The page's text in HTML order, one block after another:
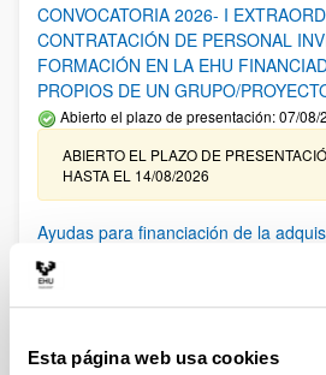
Esta página web usa cookies
CONVOCATORIA 2026- I
CONTRATACIÓN DE PERSONAL
FORMACIÓN EN LA EHU
PROPIOS DE UN GRUPO/
Abierto el plazo de presentación: 07/08/
ABIERTO EL PLAZO DE
HASTA EL 14/08/2026
Ayudas para financiación de la
infraestructura científica y fondos
UPV/EHU 2026
Trámite abierto
25/03/2026: Corrección de errores del
solicitudes admitidas y excluidas. 23/03/